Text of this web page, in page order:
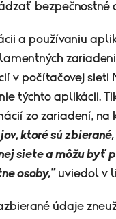
bezpečnostné
a používaniu
v počítačovej sieti
týchto aplikácii.
zo zariadení, na
ktoré sú
siete a môžu byť
osoby,"uviedol v
údaje